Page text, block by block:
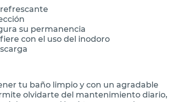
su permanencia
con el uso del inodoro
tu baño limpio y con un agradable
olvidarte del mantenimiento diario,